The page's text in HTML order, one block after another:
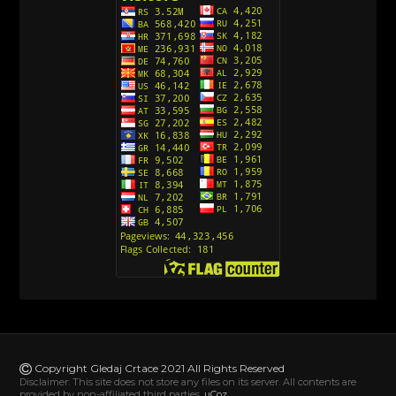
Avanture Kida Opasnost (Sinhronizovano na
Action Man (Sinhronizovano na Hrvatski)
Action Man (2000) Sinhronizovano na Hrvatski
Andjeoski Prijatelji (Sinhronizovano na Srpski)
Ajkuca (Sharkdog) Sinhronizovano na Srpski
Alvin i veverice (Alvinnn!!! And the Chipmunks)
Sinhronizovano na Srpski
[78]
Copyright Gledaj Crtace 2021 All Rights Reserved
Disclaimer: This site does not store any files on its server. All contents are